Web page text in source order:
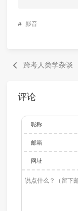
# 影音
跨考人类学杂谈
评论
昵称
邮箱
网址